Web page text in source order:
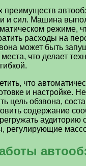
преимуществ
и сил. Машина
режиме,
расходы на
может быть
что делает
что
и настройке.
цель обзвона,
содержание
регулирующие